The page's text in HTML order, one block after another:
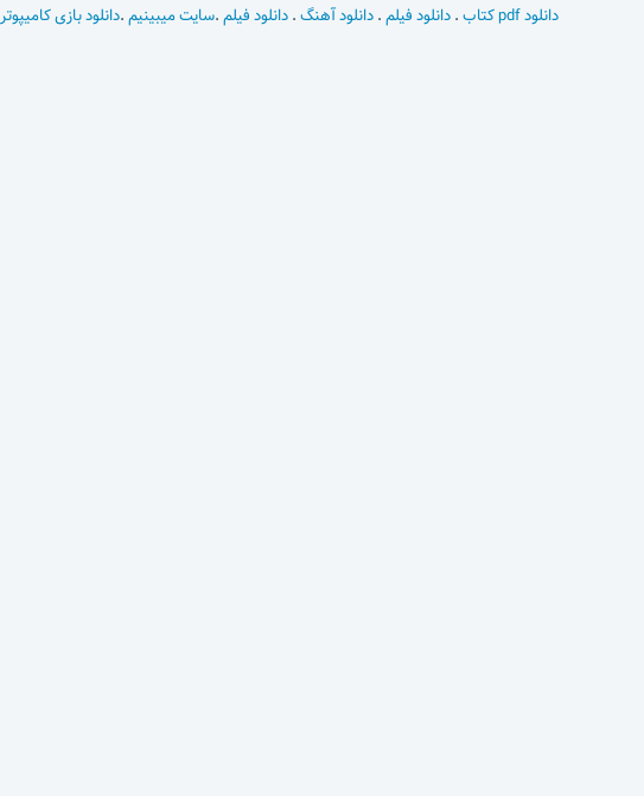
دانلود pdf کتاب .دانلود فیلم.دانلود آهنگ.دانلود فیلم.سایت میبینیم.دانلود بازی کامیپوتر